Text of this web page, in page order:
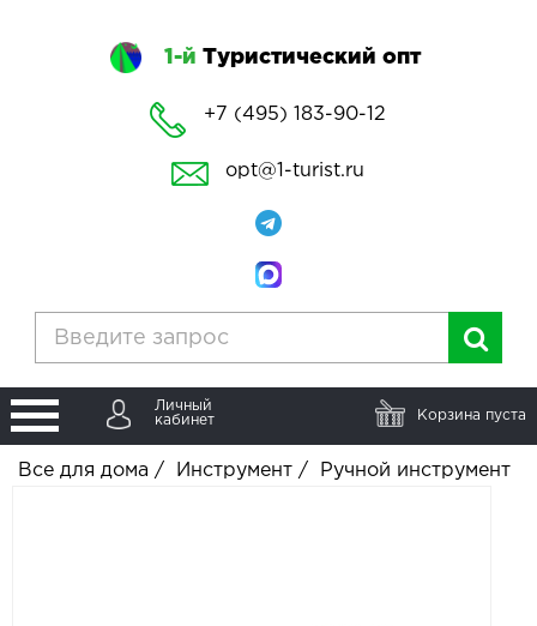
1-й Туристический опт
+7 (495) 183-90-12
opt@1-turist.ru
Личный
кабинет
Корзина пуста
Все для дома / Инструмент / Ручной инструмент